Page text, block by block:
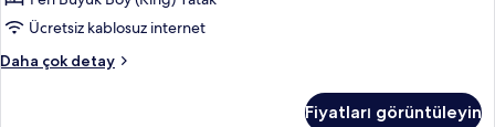
Boy
Sigara
Ücretsiz kablosuz internet
Daha çok detay
Executive
Fiyatları görüntüleyin